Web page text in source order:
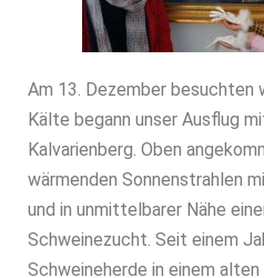
Am 13. Dezember besuchten
Kälte begann unser Ausflug
Kalvarienberg. Oben
wärmenden Sonnenstrahlen
und in unmittelbarer Nähe
Schweinezucht. Seit einem
Schweineherde in einem alten